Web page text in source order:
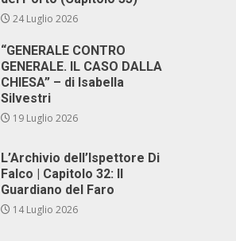
24 Luglio 2026
“GENERALE CONTRO
GENERALE. IL CASO DALLA
CHIESA” – di Isabella
Silvestri
19 Luglio 2026
L’Archivio dell’Ispettore Di
Falco | Capitolo 32: Il
Guardiano del Faro
14 Luglio 2026